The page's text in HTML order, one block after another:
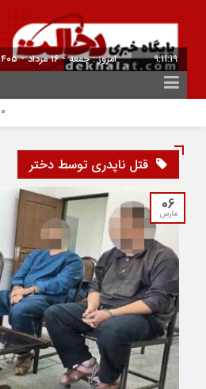
9:11:20 امروز : جمعه - ۱۶ مرداد - ۱۴۰۵
۱۰ فیلم هالیوودی که ارزش دیدن دارند | شاهکارهایی که نباید از دست بدهید
قتل ناپدری توسط دختر
06
مارس